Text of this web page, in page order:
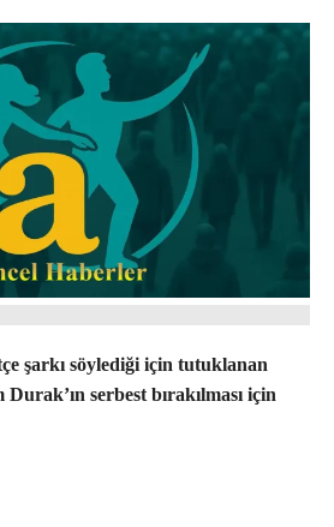
şarkı söylediği için tutuklanan
serbest bırakılması için